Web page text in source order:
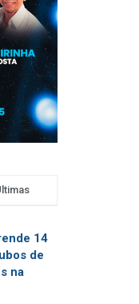
14
de
na